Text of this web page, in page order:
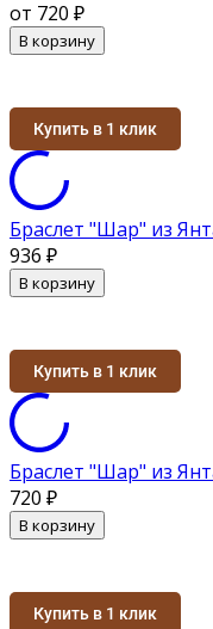
от 720 ₽
В корзину
Купить в 1 клик
Браслет "Шар" из
936 ₽
В корзину
Купить в 1 клик
Браслет "Шар" из
720 ₽
В корзину
Купить в 1 клик